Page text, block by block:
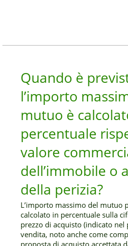
Quando è
l’importo
mutuo è
percentuale
valore
dell’immobile o
della perizia?
L’importo massimo del mutuo
calcolato in percentuale sulla
prezzo di acquisto (indicato
vendita, noto anche come
proposta di acquisto accettata